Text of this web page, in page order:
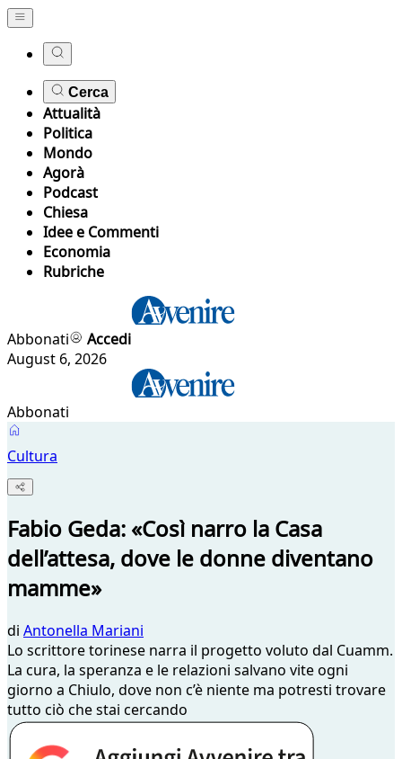
Cerca
Attualità
Politica
Mondo
Agorà
Podcast
Chiesa
Idee e Commenti
Economia
Rubriche
Abbonati
Accedi
August 6, 2026
Abbonati
Cultura
Fabio Geda: «Così narro la Casa
dell’attesa, dove le donne diventano
mamme»
di Antonella Mariani
Lo scrittore torinese narra il progetto voluto dal Cuamm.
La cura, la speranza e le relazioni salvano vite ogni
giorno a Chiulo, dove non c’è niente ma potresti trovare
tutto ciò che stai cercando